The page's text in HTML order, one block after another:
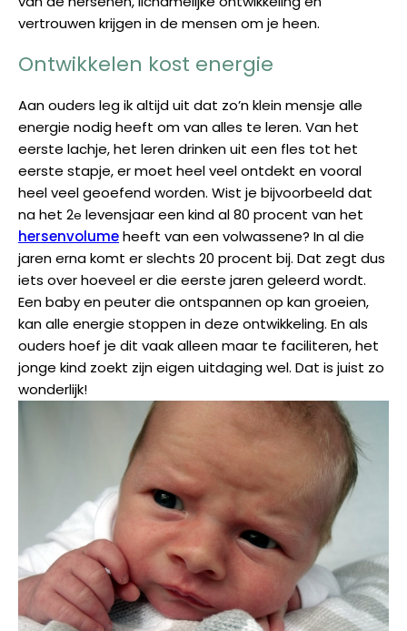
vertrouwen krijgen in de mensen om je heen.
Ontwikkelen kost energie
Aan ouders leg ik altijd uit dat zo’n klein mensje alle
energie nodig heeft om van alles te leren. Van het
eerste lachje, het leren drinken uit een fles tot het
eerste stapje, er moet heel veel ontdekt en vooral
heel veel geoefend worden. Wist je bijvoorbeeld dat
na het 2e levensjaar een kind al 80 procent van het
hersenvolumeheeft van een volwassene? In al die
jaren erna komt er slechts 20 procent bij. Dat zegt dus
iets over hoeveel er die eerste jaren geleerd wordt.
Een baby en peuter die ontspannen op kan groeien,
kan alle energie stoppen in deze ontwikkeling. En als
ouders hoef je dit vaak alleen maar te faciliteren, het
jonge kind zoekt zijn eigen uitdaging wel. Dat is juist zo
wonderlijk!